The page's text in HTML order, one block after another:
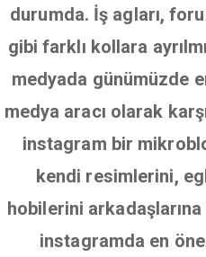
durumda. İş agları,
gibi farklı kollara
medyada günümüzde
medya aracı olarak
instagram bir
kendi resimlerini,
hobilerini
instagramda en